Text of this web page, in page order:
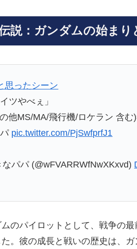
説：ガンダムの始まり
思ったシーン
ツやべぇ」
他MS/MA/飛行機/ロケラン 含む
pic.twitter.com/PjSwfprfJ1
パパ (@wFVARRWfNwXKxvd)
のパイロットとして、戦争の
。彼の成長と戦いの歴史は、